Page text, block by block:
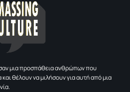
μια προσπάθεια ανθρώπων που
θέλουν να μιλήσουν για αυτή από μια